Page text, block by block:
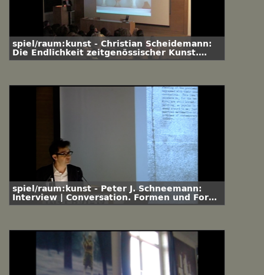
spiel/raum:kunst - Christian Scheidemann:
Die Endlichkeit zeitgenössischer Kunst.
Herstellungs- und Verfallsprozesse (2007)
spiel/raum:kunst - Peter J. Schneemann:
Interview | Conversation. Formen und Foren
des Künstlergesprächs | seit Vasari (2010)